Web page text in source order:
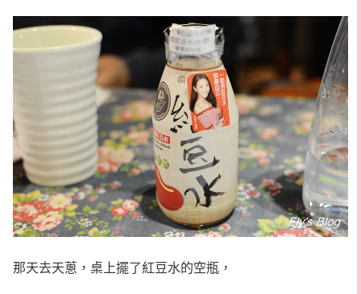
那天去天蔥，桌上擺了紅豆水的空瓶，